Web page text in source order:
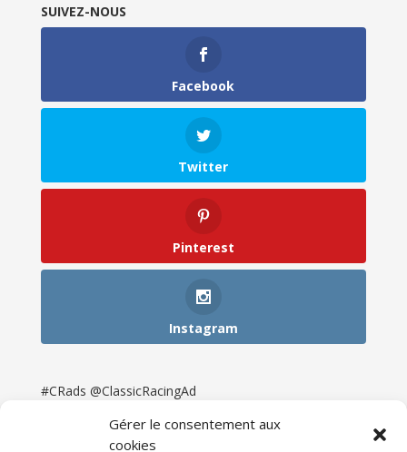
Gérer le consentement aux
cookies
SUIVEZ-NOUS
Facebook
Twitter
Pinterest
Instagram
#CRads @ClassicRacingAd